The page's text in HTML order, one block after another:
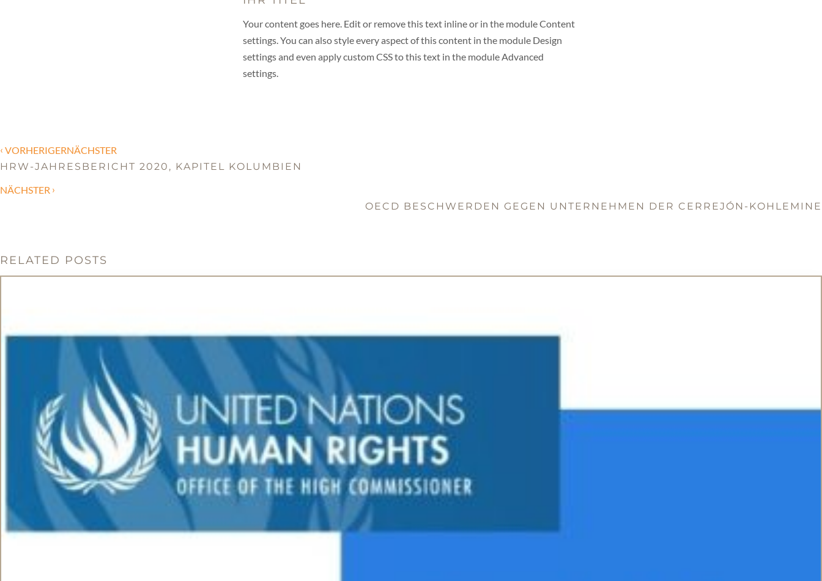
Your content goes here. Edit or remove this text inline or in the module Content
settings. You can also style every aspect of this content in the module Design
settings and even apply custom CSS to this text in the module Advanced
settings.
‹ VORHERIGERNÄCHSTER
HRW-JAHRESBERICHT 2020, KAPITEL KOLUMBIEN
NÄCHSTER ›
OECD BESCHWERDEN GEGEN UNTERNEHMEN DER CERREJÓN-KOHLEMINE
RELATED POSTS